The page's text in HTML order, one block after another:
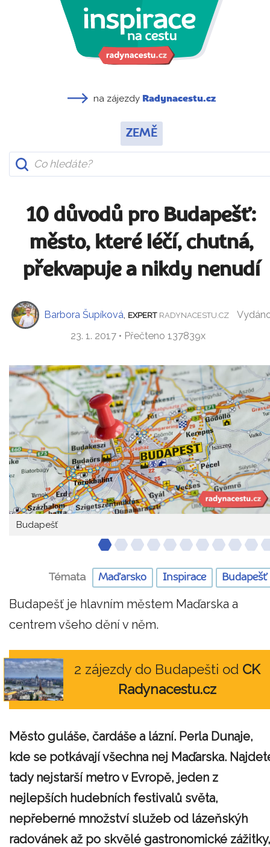
na zájezdy Radynacestu.cz
ZEMĚ
10 důvodů pro Budapešť:
město, které léčí, chutná,
překvapuje a nikdy nenudí
Barbora Šupíková EXPERT RADYNACESTU.CZ
23. 1. 2017 • Přečteno 137839x
Budapešť
Témata Maďarsko Inspirace Budapešť
Budapešť je hlavním městem Maďarska a
centrem všeho dění v něm.
2 zájezdy do Budapešti od CK
Radynacestu.cz
Město guláše, čardáše a lázní. Perla Dunaje,
kde se potkávají všechna nej Maďarska.
tady nejstarší metro v Evropě, jeden z
nejlepších hudebních festivalů světa,
nepřeberné množství služeb od lázeňskýh
radovánek až po skvělé gastronomické zážitky,